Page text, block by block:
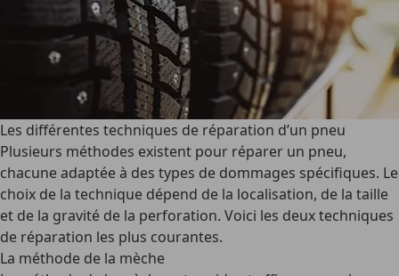
Les différentes techniques de réparation d’un pneu
Plusieurs méthodes existent pour réparer un pneu,
chacune adaptée à des types de dommages spécifiques. Le
choix de la technique dépend de la localisation, de la taille
et de la gravité de la perforation. Voici les deux techniques
de réparation les plus courantes.
La méthode de la mèche